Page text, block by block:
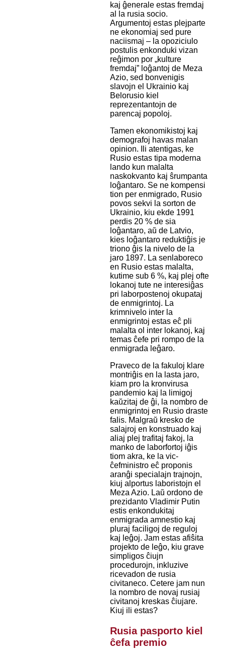
kaj ĝenerale estas fremdaj
al la rusia socio.
Argumentoj estas plejparte
ne ekonomiaj sed pure
naciismaj – la opoziciulo
postulis enkonduki vizan
reĝimon por „kulture
fremdaj” loĝantoj de Meza
Azio, sed bonvenigis
slavojn el Ukrainio kaj
Belorusio kiel
reprezentantojn de
parencaj popoloj.
Tamen ekonomikistoj kaj
demografoj havas malan
opinion. Ili atentigas, ke
Rusio estas tipa moderna
lando kun malalta
naskokvanto kaj ŝrumpanta
loĝantaro. Se ne kompensi
tion per enmigrado, Rusio
povos sekvi la sorton de
Ukrainio, kiu ekde 1991
perdis 20 % de sia
loĝantaro, aŭ de Latvio,
kies loĝantaro reduktiĝis je
triono ĝis la nivelo de la
jaro 1897. La senlaboreco
en Rusio estas malalta,
kutime sub 6 %, kaj plej ofte
lokanoj tute ne interesiĝas
pri laborpostenoj okupataj
de enmigrintoj. La
krimnivelo inter la
enmigrintoj estas eĉ pli
malalta ol inter lokanoj, kaj
temas ĉefe pri rompo de la
enmigrada leĝaro.
Praveco de la fakuloj klare
montriĝis en la lasta jaro,
kiam pro la kronvirusa
pandemio kaj la limigoj
kaŭzitaj de ĝi, la nombro de
enmigrintoj en Rusio draste
falis. Malgraŭ kresko de
salajroj en konstruado kaj
aliaj plej trafitaj fakoj, la
manko de laborfortoj iĝis
tiom akra, ke la vic-
ĉefministro eĉ proponis
aranĝi specialajn trajnojn,
kiuj alportus laboristojn el
Meza Azio. Laŭ ordono de
prezidanto Vladimir Putin
estis enkondukitaj
enmigrada amnestio kaj
pluraj faciligoj de reguloj
kaj leĝoj. Jam estas afiŝita
projekto de leĝo, kiu grave
simpligos ĉiujn
procedurojn, inkluzive
ricevadon de rusia
civitaneco. Cetere jam nun
la nombro de novaj rusiaj
civitanoj kreskas ĉiujare.
Kiuj ili estas?
Rusia pasporto kiel
ĉefa premio